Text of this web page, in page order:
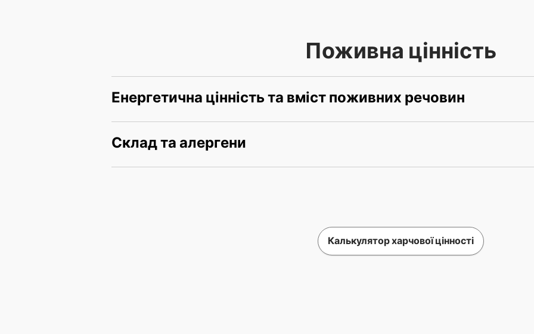
Поживна цінність
Енергетична цінність та вміст поживних речовин
Склад та алергени
Калькулятор харчової цінності